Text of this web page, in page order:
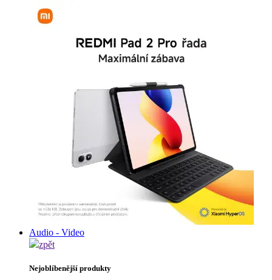
Audio - Video
zpět
Nejoblíbenější produkty